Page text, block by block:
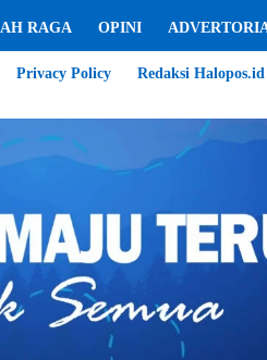
RAGA OPINI
Privacy Policy Redaksi Halopos.id